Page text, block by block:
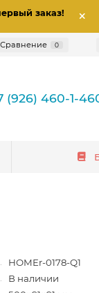
заказ!
Сравнение 0
(926) 460-1-
HOMEr-0178-Q1
В наличии